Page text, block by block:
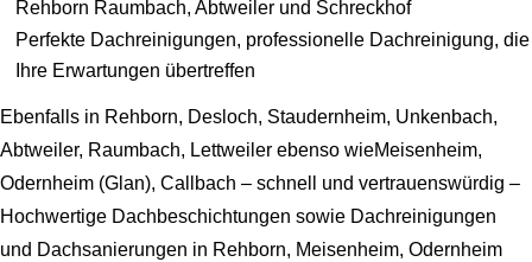
Rehborn Raumbach, Abtweiler und Schreckhof
Perfekte Dachreinigungen, professionelle Dachreinigung, die
Ihre Erwartungen übertreffen
Ebenfalls in Rehborn, Desloch, Staudernheim, Unkenbach,
Abtweiler, Raumbach, Lettweiler ebenso wieMeisenheim,
Odernheim (Glan), Callbach – schnell und vertrauenswürdig –
Hochwertige Dachbeschichtungen sowie Dachreinigungen
und Dachsanierungen in Rehborn, Meisenheim, Odernheim